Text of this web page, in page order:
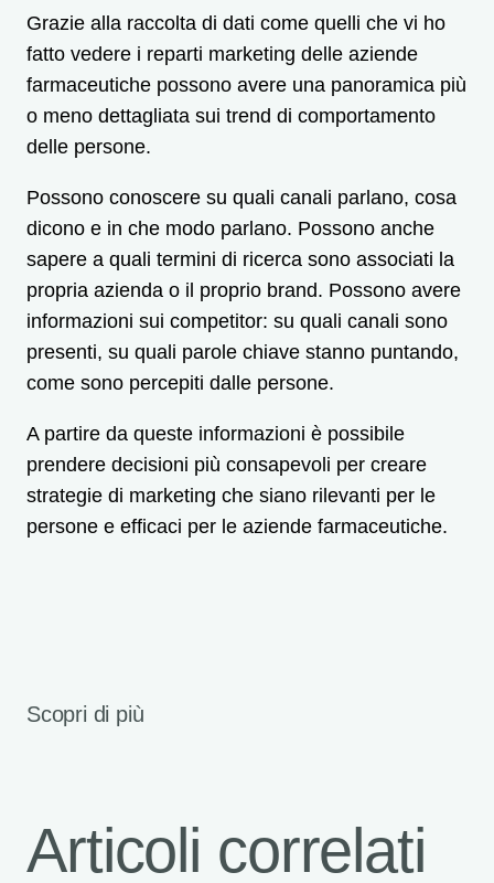
Grazie alla raccolta di dati come quelli che vi ho
fatto vedere i reparti marketing delle aziende
farmaceutiche possono avere una panoramica più
o meno dettagliata sui trend di comportamento
delle persone.
Possono conoscere su quali canali parlano, cosa
dicono e in che modo parlano. Possono anche
sapere a quali termini di ricerca sono associati la
propria azienda o il proprio brand. Possono avere
informazioni sui competitor: su quali canali sono
presenti, su quali parole chiave stanno puntando,
come sono percepiti dalle persone.
A partire da queste informazioni è possibile
prendere decisioni più consapevoli per creare
strategie di marketing che siano rilevanti per le
persone e efficaci per le aziende farmaceutiche.
Scopri di più
Articoli correlati